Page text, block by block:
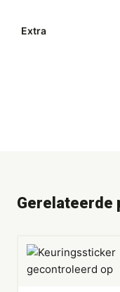
Extra
Gerelateerde